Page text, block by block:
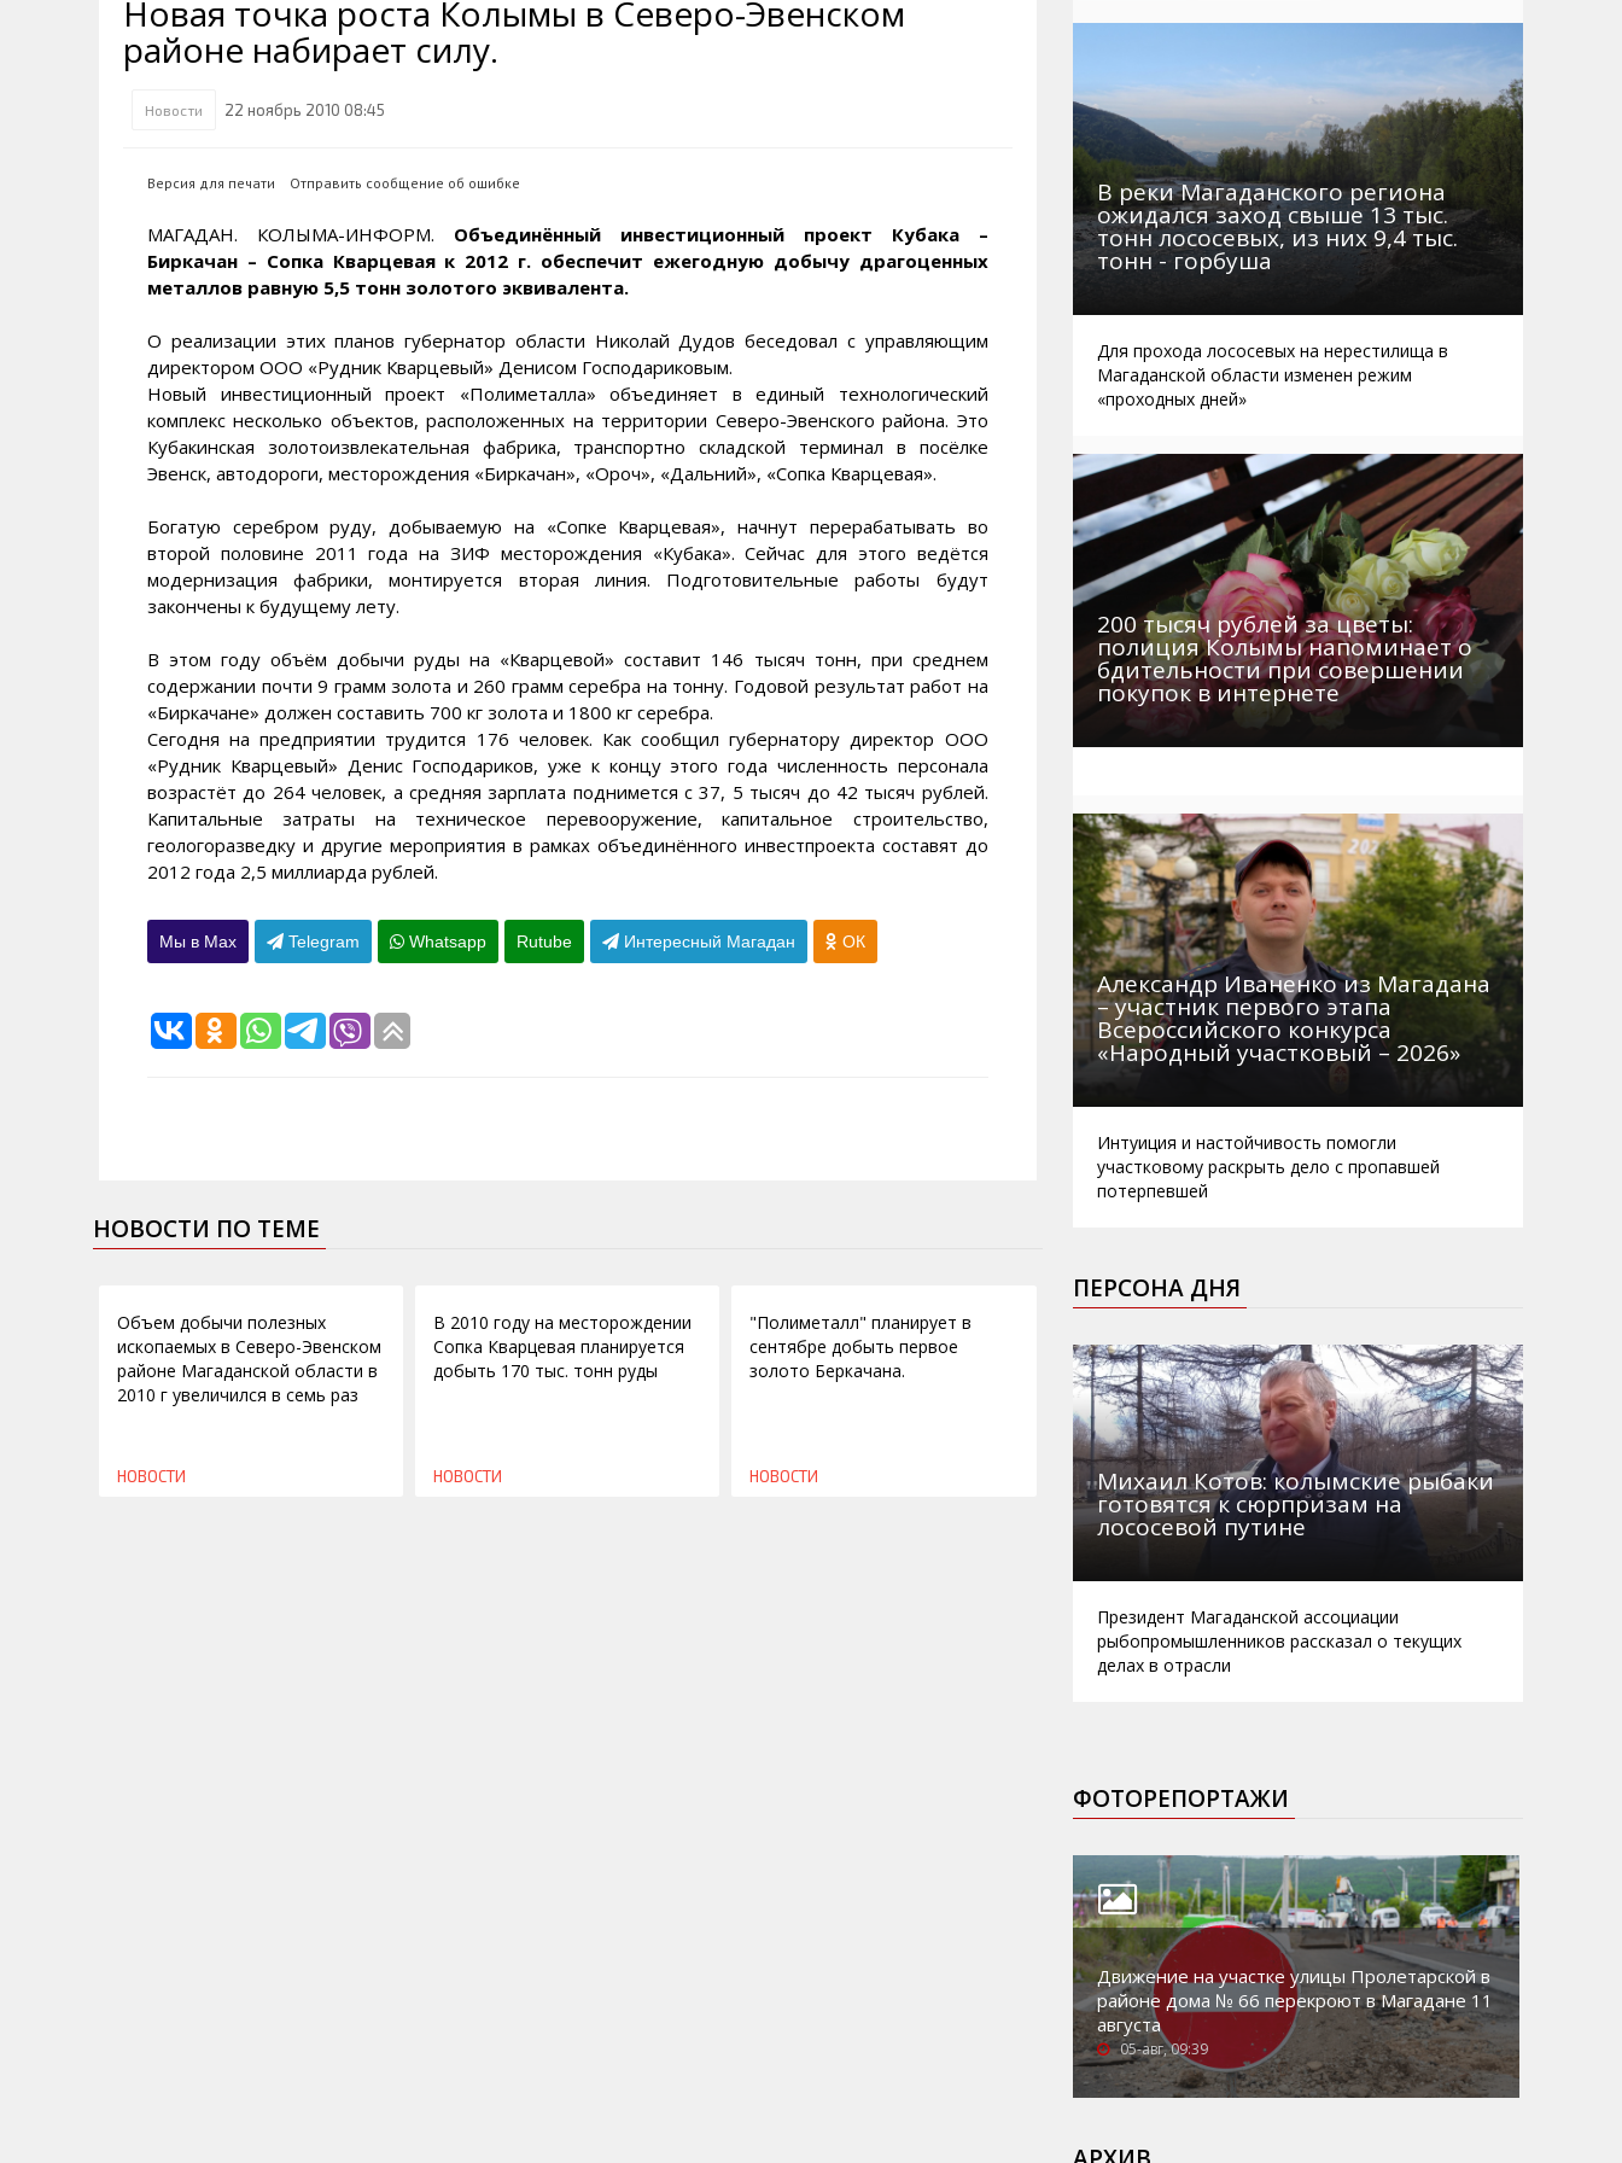
Транспортная инфраструктура
Их надо знать. Галерея славы
Достопримечательности
Туристическик маршруты
Интерактивная карта
Песни о Колыме
Кинохроника Магадана
Автобусы Магадан – Аэропорт
Таблица приливов отливов
Губернатор
Наркоте нет
Аэропорт Магадан
Сельское хозяйство
Аварии ДТП
Кванториум
Визит
Горнолыжная школа
Алименты
УМВД
Магадан в Instagram
Не мусорить
Браконьеры
Новая точка роста Колымы в Северо-Эвенском
районе набирает силу.
Новости 22 ноябрь 2010 08:45
Версия для печати Отправить сообщение об ошибке
МАГАДАН. КОЛЫМА-ИНФОРМ. Объединённый инвестиционный проект Кубака –
Биркачан – Сопка Кварцевая к 2012 г. обеспечит ежегодную добычу драгоценных
металлов равную 5,5 тонн золотого эквивалента.
О реализации этих планов губернатор области Николай Дудов беседовал с управляющим
директором ООО «Рудник Кварцевый» Денисом Господариковым.
Новый инвестиционный проект «Полиметалла» объединяет в единый технологический
комплекс несколько объектов, расположенных на территории Северо-Эвенского района. Это
Кубакинская золотоизвлекательная фабрика, транспортно складской терминал в посёлке
Эвенск, автодороги, месторождения «Биркачан», «Ороч», «Дальний», «Сопка Кварцевая».
Богатую серебром руду, добываемую на «Сопке Кварцевая», начнут перерабатывать во
второй половине 2011 года на ЗИФ месторождения «Кубака». Сейчас для этого ведётся
модернизация фабрики, монтируется вторая линия. Подготовительные работы будут
закончены к будущему лету.
В этом году объём добычи руды на «Кварцевой» составит 146 тысяч тонн, при среднем
содержании почти 9 грамм золота и 260 грамм серебра на тонну. Годовой результат работ на
«Биркачане» должен составить 700 кг золота и 1800 кг серебра.
Сегодня на предприятии трудится 176 человек. Как сообщил губернатору директор ООО
«Рудник Кварцевый» Денис Господариков, уже к концу этого года численность персонала
возрастёт до 264 человек, а средняя зарплата поднимется с 37, 5 тысяч до 42 тысяч рублей.
Капитальные затраты на техническое перевооружение, капитальное строительство,
геологоразведку и другие мероприятия в рамках объединённого инвестпроекта составят до
2012 года 2,5 миллиарда рублей.
Мы в Max Telegram Whatsapp Rutube Интересный Магадан ОК
НОВОСТИ ПО ТЕМЕ
Объем добычи полезных
ископаемых в Северо-Эвенском
районе Магаданской области в
2010 г увеличился в семь раз
НОВОСТИ
В 2010 году на месторождении
Сопка Кварцевая планируется
добыть 170 тыс. тонн руды
НОВОСТИ
"Полиметалл" планирует в
сентябре добыть первое
золото Беркачана.
НОВОСТИ
В реки Магаданского региона
ожидался заход свыше 13 тыс.
тонн лососевых, из них 9,4 тыс.
тонн - горбуша
Для прохода лососевых на нерестилища в
Магаданской области изменен режим
«проходных дней»
200 тысяч рублей за цветы:
полиция Колымы напоминает о
бдительности при совершении
покупок в интернете
Александр Иваненко из Магадана
– участник первого этапа
Всероссийского конкурса
«Народный участковый – 2026»
Интуиция и настойчивость помогли
участковому раскрыть дело с пропавшей
потерпевшей
ПЕРСОНА ДНЯ
Михаил Котов: колымские рыбаки
готовятся к сюрпризам на
лососевой путине
Президент Магаданской ассоциации
рыбопромышленников рассказал о текущих
делах в отрасли
ФОТОРЕПОРТАЖИ
Движение на участке улицы Пролетарской в
районе дома № 66 перекроют в Магадане 11
августа
05-авг, 09:39